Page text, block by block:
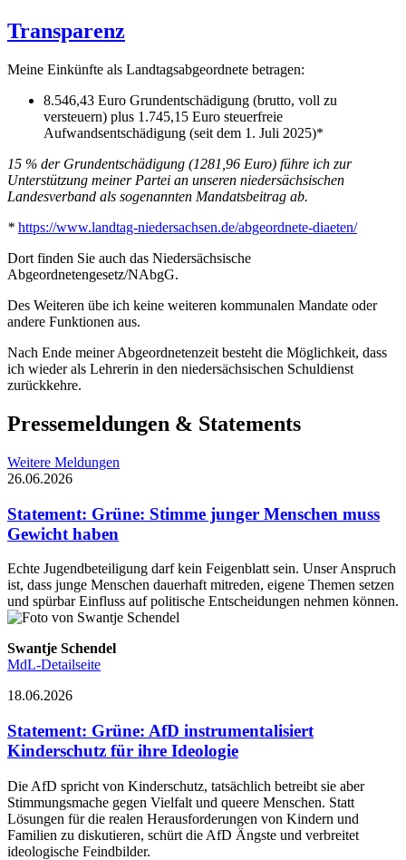
Transparenz
Meine Einkünfte als Landtagsabgeordnete betragen:
8.546,43 Euro Grundentschädigung (brutto, voll zu
versteuern) plus 1.745,15 Euro steuerfreie
Aufwandsentschädigung (seit dem 1. Juli 2025)*
15 % der Grundentschädigung (1281,96 Euro) führe ich zur
Unterstützung meiner Partei an unseren niedersächsischen
Landesverband als sogenannten Mandatsbeitrag ab.
* https://www.landtag-niedersachsen.de/abgeordnete-diaeten/
Dort finden Sie auch das Niedersächsische
Abgeordnetengesetz/NAbgG.
Des Weiteren übe ich keine weiteren kommunalen Mandate oder
andere Funktionen aus.
Nach Ende meiner Abgeordnetenzeit besteht die Möglichkeit, dass
ich wieder als Lehrerin in den niedersächsischen Schuldienst
zurückkehre.
Pressemeldungen & Statements
Weitere Meldungen
26.06.2026
Statement: Grüne: Stimme junger Menschen muss
Gewicht haben
Echte Jugendbeteiligung darf kein Feigenblatt sein. Unser Anspruch
ist, dass junge Menschen dauerhaft mitreden, eigene Themen setzen
und spürbar Einfluss auf politische Entscheidungen nehmen können.
Swantje Schendel
MdL-Detailseite
18.06.2026
Statement: Grüne: AfD instrumentalisiert
Kinderschutz für ihre Ideologie
Die AfD spricht von Kinderschutz, tatsächlich betreibt sie aber
Stimmungsmache gegen Vielfalt und queere Menschen. Statt
Lösungen für die realen Herausforderungen von Kindern und
Familien zu diskutieren, schürt die AfD Ängste und verbreitet
ideologische Feindbilder.